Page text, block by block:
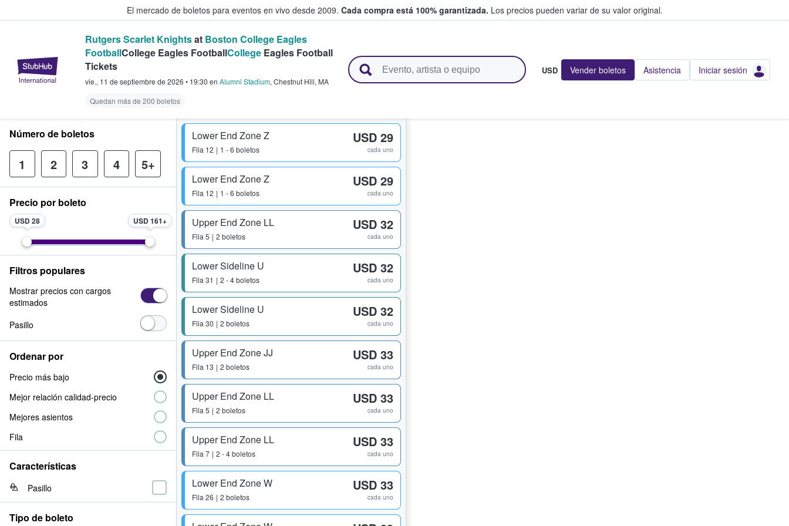
El mercado de boletos para eventos en vivo desde 2009. Cada compra está 100% garantizada. Los precios pueden variar de su valor original.
StubHub: donde los fans compran y venden boletos
Rutgers Scarlet Knightsat Boston College Eagles
FootballCollege Eagles FootballCollegeEagles Football
Tickets
vie., 11 de septiembre de 2026 • 19:30 en Alumni Stadium, Chestnut Hill, MA
Quedan más de 200 boletos
USD Vender boletos Asistencia Iniciar sesión
Lower End Zone Z
Fila 12 1 - 6 boletos
USD 29
cada uno
Lower End Zone Z
Fila 12 1 - 6 boletos
USD 29
cada uno
Upper End Zone LL
Fila 5 2 boletos
USD 32
cada uno
Lower Sideline U
Fila 31 2 - 4 boletos
USD 32
cada uno
Lower Sideline U
Fila 30 2 boletos
USD 32
cada uno
Upper End Zone JJ
Fila 13 2 boletos
USD 33
cada uno
Upper End Zone LL
Fila 5 2 boletos
USD 33
cada uno
Upper End Zone LL
Fila 7 2 - 4 boletos
USD 33
cada uno
Lower End Zone W
Fila 26 2 boletos
USD 33
cada uno
Número de boletos
1 2 3 4 5+
Precio por boleto
USD 28 USD 161
Filtros populares
Mostrar precios con cargos
estimados
Pasillo
Ordenar por
Precio más bajo
Mejor relación calidad-precio
Mejores asientos
Fila
Características
Pasillo
Tipo de boleto